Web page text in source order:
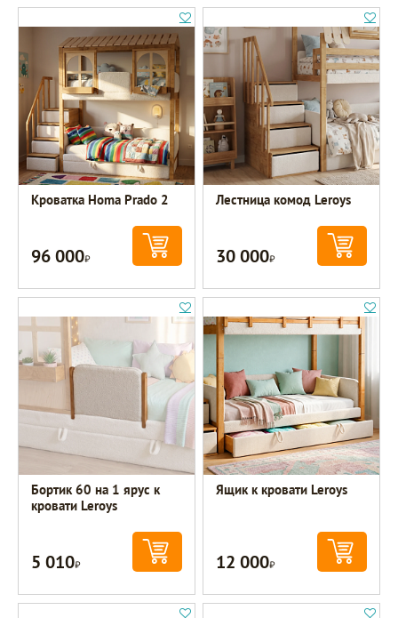
Кроватка Homa Prado 2
96 000Р
Лестница комод Leroys
30 000Р
Бортик 60 на 1 ярус к
кровати Leroys
5 010Р
Ящик к кровати Leroys
12 000Р